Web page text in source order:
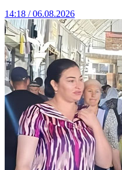
14:18 / 06.08.2026